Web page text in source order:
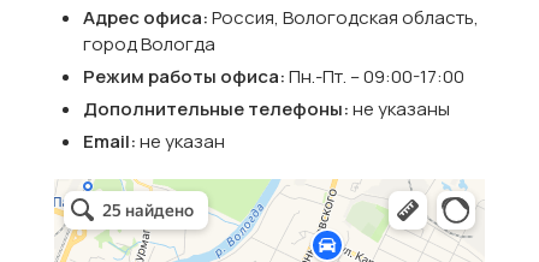
Адрес офиса:Россия, Вологодская область,
город Вологда
Режим работы офиса:Пн.-Пт. – 09:00-17:00
Дополнительные телефоны:не указаны
Email:не указан